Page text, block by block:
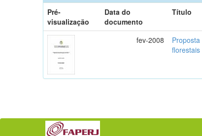
Pré-
visualização
Data do
documento
Título
fev-2008